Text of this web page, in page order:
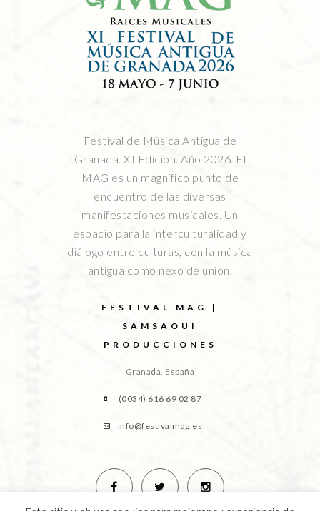
Festival de Música Antigua de
Granada. XI Edición. Año 2026. El
MAG es un magnífico punto de
encuentro de las diversas
manifestaciones musicales. Un
espacio para la interculturalidad y
diálogo entre culturas, con la música
antigua como nexo de unión.
FESTIVAL MAG |
SAMSAOUI
PRODUCCIONES
Granada, España
(0034) 616 69 02 87
info@festivalmag.es